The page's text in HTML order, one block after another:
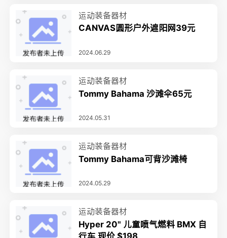
运动装备器材
CANVAS圆形户外遮阳网39元
2024.06.29
运动装备器材
Tommy Bahama 沙滩伞65元
2024.05.31
运动装备器材
Tommy Bahama可背沙滩椅
2024.05.29
运动装备器材
Hyper 20" 儿童喷气燃料 BMX 自
行车 现价 $198